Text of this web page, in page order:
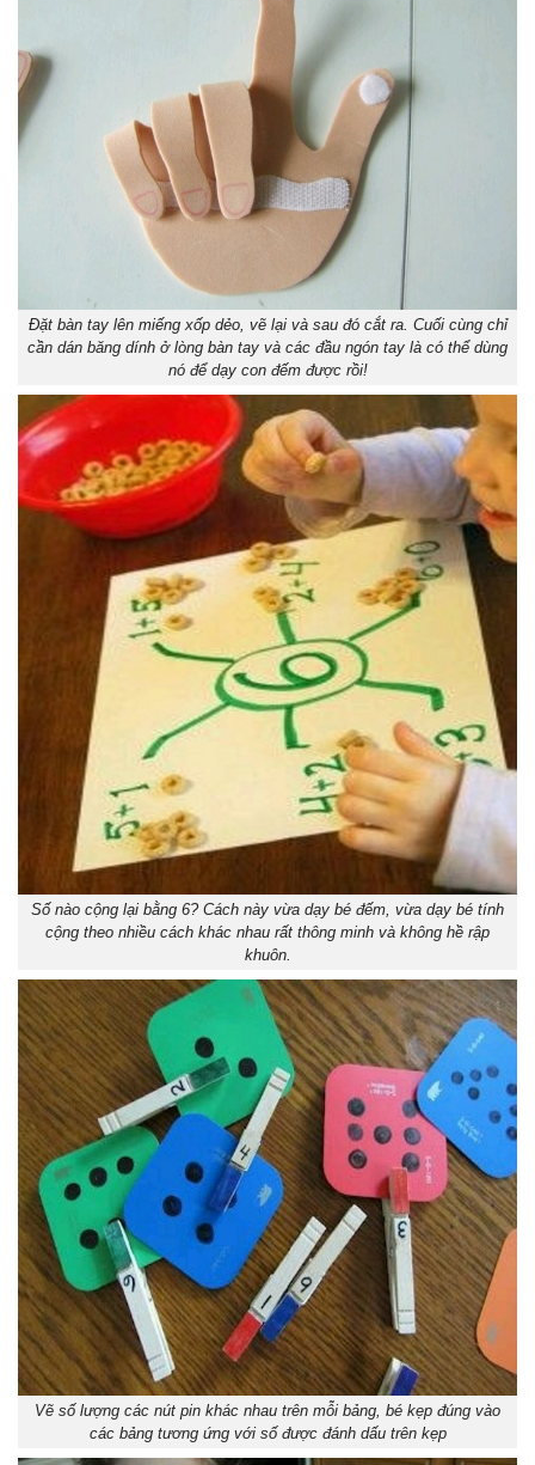
Đặt bàn tay lên miếng xốp dẻo, vẽ lại và sau đó cắt ra. Cuối cùng chỉ
cần dán băng dính ở lòng bàn tay và các đầu ngón tay là có thể dùng
nó để dạy con đếm được rồi!
Số nào cộng lại bằng 6? Cách này vừa dạy bé đếm, vừa dạy bé tính
cộng theo nhiều cách khác nhau rất thông minh và không hề rập
khuôn.
Vẽ số lượng các nút pin khác nhau trên mỗi bảng, bé kẹp đúng vào
các bảng tương ứng với số được đánh dấu trên kẹp